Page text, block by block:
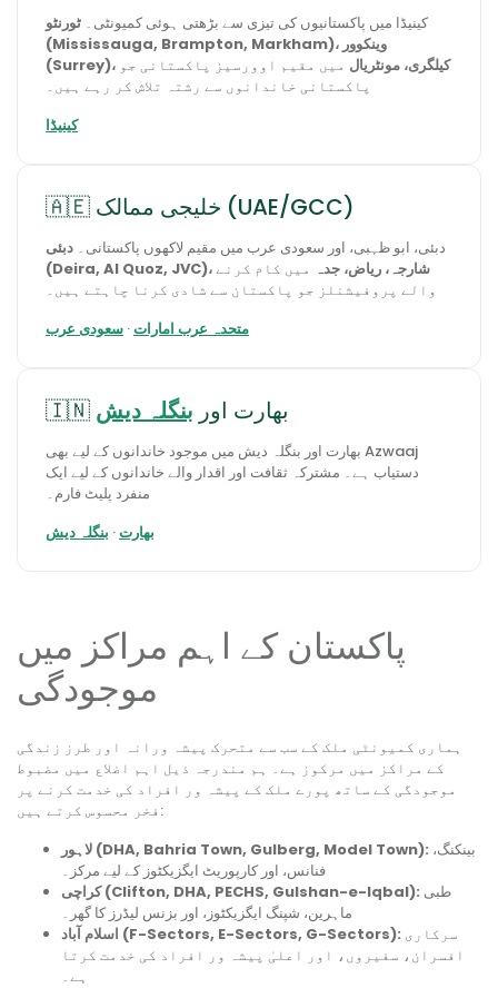
کینیڈا میں پاکستانیوں کی تیزی سے بڑھتی ہوئی کمیونٹی۔ ٹورنٹو
(Mississauga, Brampton, Markham)، وینکوور
(Surrey)، کیلگری، مونٹریال میں مقیم اوورسیز پاکستانی جو
پاکستانی خاندانوں سے رشتہ تلاش کر رہے ہیں۔
کینیڈا
🇦🇪 خلیجی ممالک (UAE/GCC)
دبئی، ابو ظہبی، اور سعودی عرب میں مقیم لاکھوں پاکستانی۔ دبئی
(Deira, Al Quoz, JVC)، شارجہ، ریاض، جدہ میں کام کرنے
والے پروفیشنلز جو پاکستان سے شادی کرنا چاہتے ہیں۔
متحدہ عرب امارات· سعودی عرب
🇮🇳 بھارت اور بنگلہ دیش
بھارت اور بنگلہ دیش میں موجود خاندانوں کے لیے بھی Azwaaj
دستیاب ہے۔ مشترکہ ثقافت اور اقدار والے خاندانوں کے لیے ایک
منفرد پلیٹ فارم۔
بھارت· بنگلہ دیش
پاکستان کے اہم مراکز میں
موجودگی
ہماری کمیونٹی ملک کے سب سے متحرک پیشہ ورانہ اور طرز زندگی
کے مراکز میں مرکوز ہے۔ ہم مندرجہ ذیل اہم اضلاع میں مضبوط
موجودگی کے ساتھ پورے ملک کے پیشہ ور افراد کی خدمت کرنے پر
فخر محسوس کرتے ہیں:
لاہور (DHA, Bahria Town, Gulberg, Model Town):
فنانس، اور کارپوریٹ ایگزیکٹوز کے لیے مرکز۔
کراچی (Clifton, DHA, PECHS, Gulshan-e-Iqbal):
ماہرین، شپنگ ایگزیکٹوز، اور بزنس لیڈرز کا گھر۔
اسلام آباد (F-Sectors, E-Sectors, G-Sectors):
افسران، سفیروں، اور اعلیٰ پیشہ ور افراد کی خدمت کرتا
ہے۔